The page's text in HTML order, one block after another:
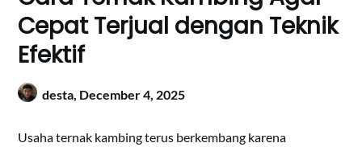
Cepat Terjual dengan Teknik
Efektif
desta, December 4, 2025
Usaha ternak kambing terus berkembang karena